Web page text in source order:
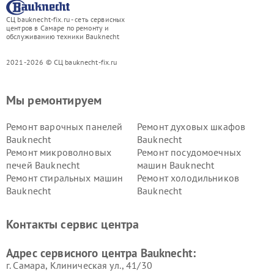
СЦ bauknecht-fix.ru - сеть сервисных
центров в Самаре по ремонту и
обслуживанию техники Bauknecht
2021-2026 © СЦ bauknecht-fix.ru
Мы ремонтируем
Ремонт варочных панелей
Bauknecht
Ремонт духовых шкафов
Bauknecht
Ремонт микроволновых
печей Bauknecht
Ремонт посудомоечных
машин Bauknecht
Ремонт стиральных машин
Bauknecht
Ремонт холодильников
Bauknecht
Контакты сервис центра
Адрес сервисного центра Bauknecht:
г. Самара, Клиническая ул., 41/30